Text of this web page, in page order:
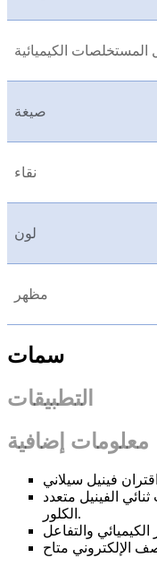
الكيميائية
صيغة
نقاء
لون
مظهر
سمات
التطبيقات
معلومات إضافية
الفينيل متعدد
الكلور.